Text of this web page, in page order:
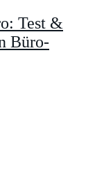
Test &
Büro-